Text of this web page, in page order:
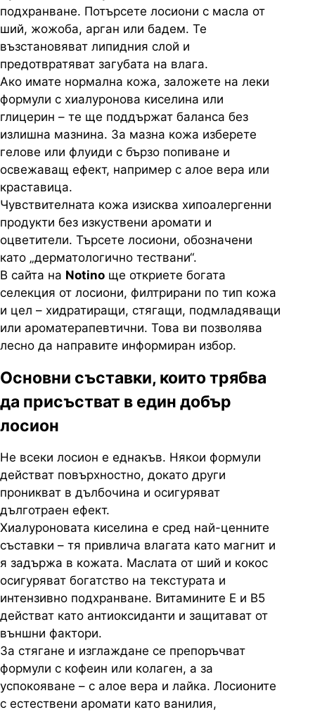
подхранване. Потърсете лосиони с масла от
ший, жожоба, арган или бадем. Те
възстановяват липидния слой и
предотвратяват загубата на влага.
Ако имате нормална кожа, заложете на леки
формули с хиалуронова киселина или
глицерин – те ще поддържат баланса без
излишна мазнина. За мазна кожа изберете
гелове или флуиди с бързо попиване и
освежаващ ефект, например с алое вера или
краставица.
Чувствителната кожа изисква хипоалергенни
продукти без изкуствени аромати и
оцветители. Търсете лосиони, обозначени
като „дерматологично тествани“.
В сайта на Notino ще откриете богата
селекция от лосиони, филтрирани по тип кожа
и цел – хидратиращи, стягащи, подмладяващи
или ароматерапевтични. Това ви позволява
лесно да направите информиран избор.
Основни съставки, които трябва
да присъстват в един добър
лосион
Не всеки лосион е еднакъв. Някои формули
действат повърхностно, докато други
проникват в дълбочина и осигуряват
дълготраен ефект.
Хиалуроновата киселина е сред най-ценните
съставки – тя привлича влагата като магнит и
я задържа в кожата. Маслата от ший и кокос
осигуряват богатство на текстурата и
интензивно подхранване. Витамините E и B5
действат като антиоксиданти и защитават от
външни фактори.
За стягане и изглаждане се препоръчват
формули с кофеин или колаген, а за
успокояване – с алое вера и лайка. Лосионите
с естествени аромати като ванилия,